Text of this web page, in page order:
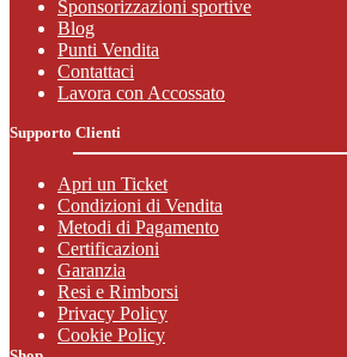
Sponsorizzazioni sportive
Blog
Punti Vendita
Contattaci
Lavora con Accossato
Supporto Clienti
Apri un Ticket
Condizioni di Vendita
Metodi di Pagamento
Certificazioni
Garanzia
Resi e Rimborsi
Privacy Policy
Cookie Policy